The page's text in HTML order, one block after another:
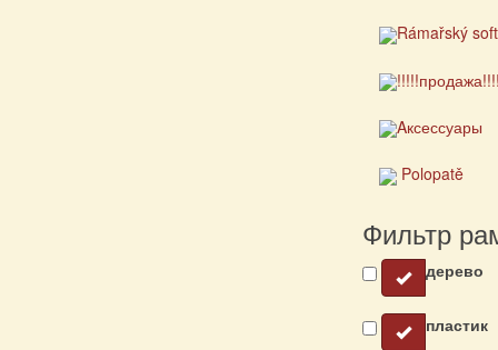
Rámařský
Aксессуары
Polopatě
Фильтр
дерево
пластик